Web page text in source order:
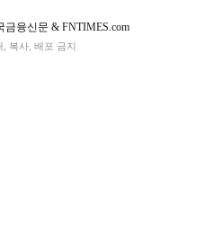
융신문 & FNTIMES.com
복사, 배포 금지